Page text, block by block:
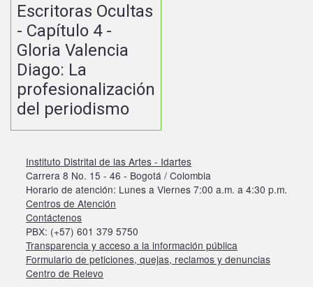
Escritoras Ocultas
- Capítulo 4 -
Gloria Valencia
Diago: La
profesionalización
del periodismo
Instituto Distrital de las Artes - Idartes
Carrera 8 No. 15 - 46 - Bogotá / Colombia
Horario de atención: Lunes a Viernes 7:00 a.m. a 4:30 p.m.
Centros de Atención
Contáctenos
PBX: (+57) 601 379 5750
Transparencia y acceso a la información pública
Formulario de peticiones, quejas, reclamos y denuncias
Centro de Relevo